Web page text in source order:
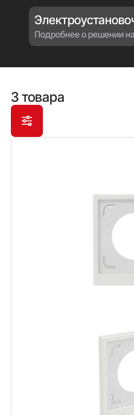
Подробнее о решении
3 товара